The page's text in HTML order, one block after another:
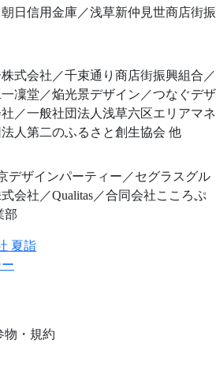
日信用金庫／浅草新仲見世商店街振
式会社／千束通り商店街振興組合／
凜堂／焔光景デザイン／つなぐデザ
／一般社団法人浅草六区エリアマネ
人第二のふるさと創生協会 他
デザインパーティー／セグラスグル
会社／Qualitas／合同会社こころぷ
部
夏詣
物・規約